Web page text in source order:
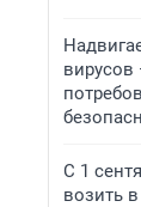
С 1
возить